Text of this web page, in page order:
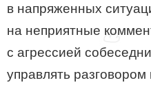
в напряженных
на неприятные
с агрессией
управлять